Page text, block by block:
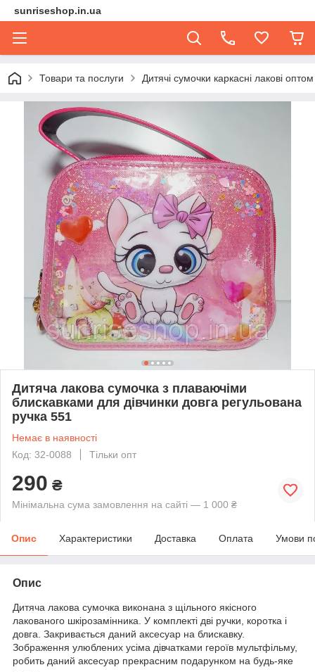
sunriseshop.in.ua
Товари та послуги Дитячі сумочки каркасні лакові оптом
Дитяча лакова сумочка з плаваючіми
блискавками для дівчинки довга регульована
ручка 551
Немає в наявності
Код: 32-0088
Тільки опт
290 ₴
Мінімальна сума замовлення на сайті — 1 000 ₴
Опис Характеристики Доставка Оплата Умови
Опис
Дитяча лакова сумочка виконана з щільного якісного
лакованого шкірозамінника. У комплекті дві ручки, коротка і
довга. Закривається даний аксесуар на блискавку.
Зображення улюблених усіма дівчатками героїв мультфільму,
робить даний аксесуар прекрасним подарунком на будь-яке